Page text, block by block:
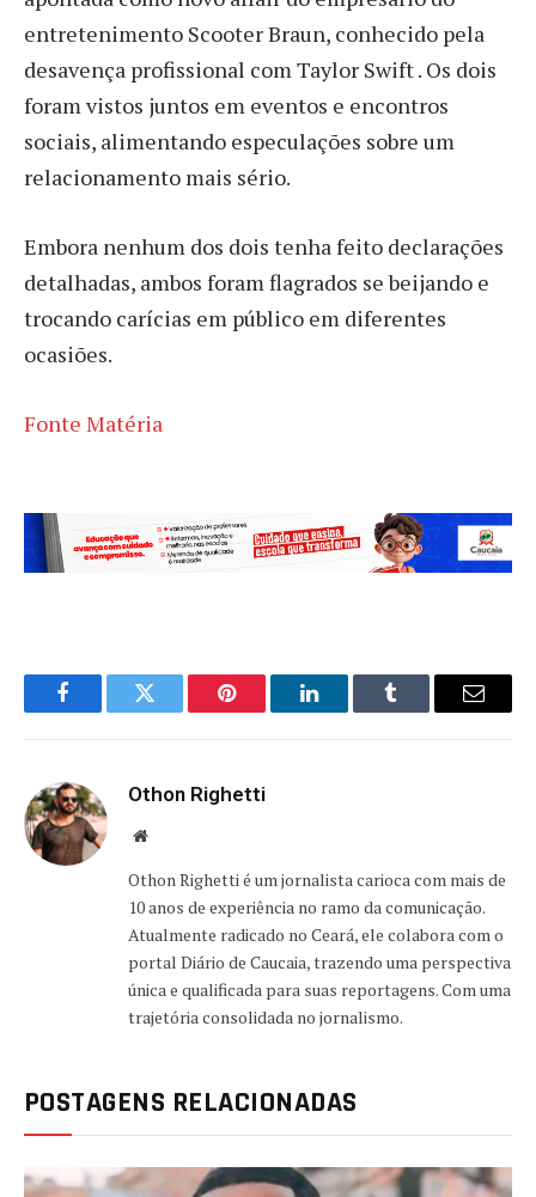
entretenimento Scooter Braun, conhecido pela
desavença profissional com Taylor Swift . Os dois
foram vistos juntos em eventos e encontros
sociais, alimentando especulações sobre um
relacionamento mais sério.
Embora nenhum dos dois tenha feito declarações
detalhadas, ambos foram flagrados se beijando e
trocando carícias em público em diferentes
ocasiões.
Fonte Matéria
FacebookTwitter Pinterest LinkedInTumblr Email
Othon Righetti
Website
Othon Righetti é um jornalista carioca com mais de
10 anos de experiência no ramo da comunicação.
Atualmente radicado no Ceará, ele colabora com o
portal Diário de Caucaia, trazendo uma perspectiva
única e qualificada para suas reportagens. Com uma
trajetória consolidada no jornalismo.
POSTAGENS RELACIONADAS